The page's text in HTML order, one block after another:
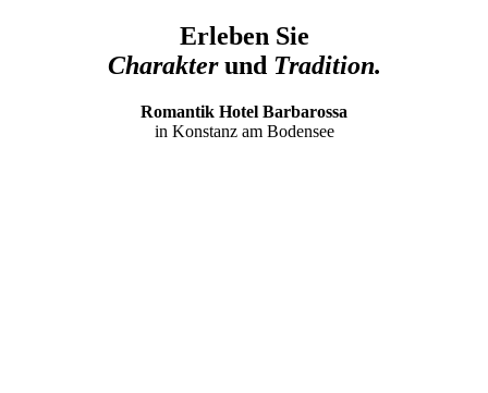
Erleben Sie
Charakter und Tradition.
Romantik Hotel Barbarossa
in Konstanz am Bodensee